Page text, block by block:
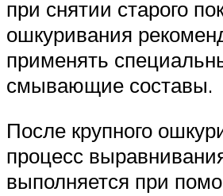
при снятии старого
ошкуривания
применять
смывающие составы.
После крупного
процесс
выполняется при